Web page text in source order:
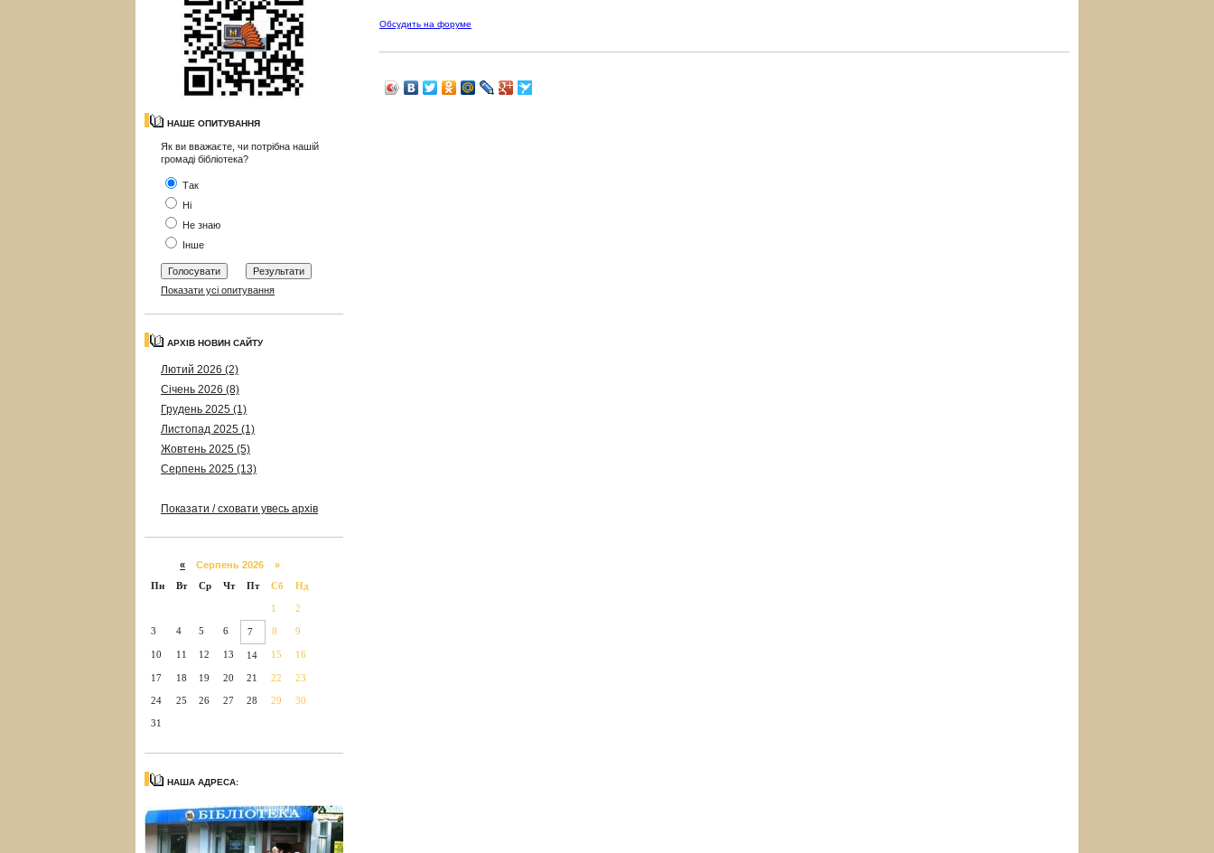
НАШЕ ОПИТУВАННЯ
Як ви вважаєте, чи потрібна нашій
громаді бібліотека?
Так
Ні
Не знаю
Інше
Показати усі опитування
АРХІВ НОВИН САЙТУ
Лютий 2026 (2)
Січень 2026 (8)
Грудень 2025 (1)
Листопад 2025 (1)
Жовтень 2025 (5)
Серпень 2025 (13)
Показати / сховати увесь архів
« Серпень 2026 »
Пн
Вт Ср Чт Пт Сб Нд
1 2
3 4 5 6 7 8 9
10 11 12 13 14 15 16
17 18 19 20 21 22 23
24 25 26 27 28 29 30
31
НАША АДРЕСА:
Обсудить на форуме